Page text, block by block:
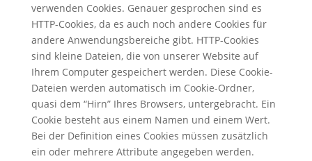
verwenden Cookies. Genauer gesprochen sind es
HTTP-Cookies, da es auch noch andere Cookies für
andere Anwendungsbereiche gibt. HTTP-Cookies
sind kleine Dateien, die von unserer Website auf
Ihrem Computer gespeichert werden. Diese Cookie-
Dateien werden automatisch im Cookie-Ordner,
quasi dem “Hirn” Ihres Browsers, untergebracht. Ein
Cookie besteht aus einem Namen und einem Wert.
Bei der Definition eines Cookies müssen zusätzlich
ein oder mehrere Attribute angegeben werden.